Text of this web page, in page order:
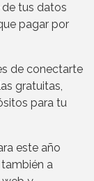
tus datos
pagar por
de conectarte
gratuitas,
para tu
este año
a